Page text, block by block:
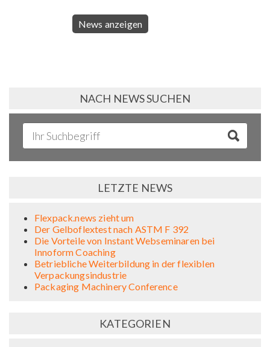
News anzeigen
NACH NEWS SUCHEN
LETZTE NEWS
Flexpack.news zieht um
Der Gelboflextest nach ASTM F 392
Die Vorteile von Instant Webseminaren bei
Innoform Coaching
Betriebliche Weiterbildung in der flexiblen
Verpackungsindustrie
Packaging Machinery Conference
KATEGORIEN